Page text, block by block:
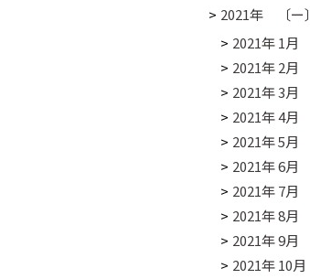
2021年 〔ー〕
2021年 1月
2021年 2月
2021年 3月
2021年 4月
2021年 5月
2021年 6月
2021年 7月
2021年 8月
2021年 9月
2021年 10月